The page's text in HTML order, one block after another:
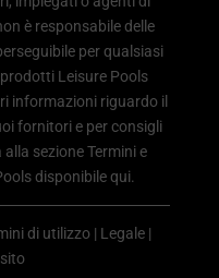
è responsabile delle
per qualsiasi
Leisure Pools
informazioni riguardo il
fornitori e per consigli
sezione Termini e
disponibile qui.
di utilizzo | Legale |